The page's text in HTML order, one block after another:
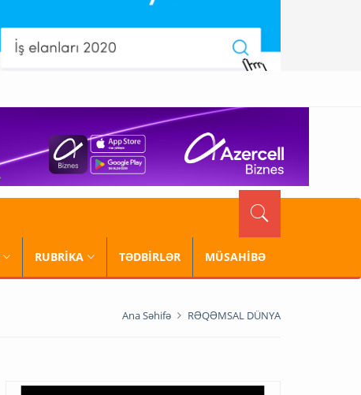
RUBRİKA TƏDBİRLƏR MÜSAHİBƏ
Ana Səhifə RƏQƏMSAL DÜNYA